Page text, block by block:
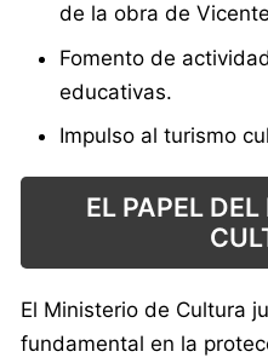
de la obra de
Fomento de
educativas.
Impulso al turismo
EL PAPEL
El Ministerio de Cultura
fundamental en la